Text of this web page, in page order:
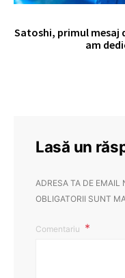
Satoshi, primul mesaj
am
Lasă un
ADRESA TA DE EMAIL
OBLIGATORII SUNT
Comentariu